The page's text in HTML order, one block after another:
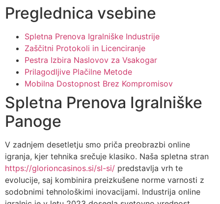
Preglednica vsebine
Spletna Prenova Igralniške Industrije
Zaščitni Protokoli in Licenciranje
Pestra Izbira Naslovov za Vsakogar
Prilagodljive Plačilne Metode
Mobilna Dostopnost Brez Kompromisov
Spletna Prenova Igralniške
Panoge
V zadnjem desetletju smo priča preobrazbi online
igranja, kjer tehnika srečuje klasiko. Naša spletna stran
https://glorioncasinos.si/sl-si/ predstavlja vrh te
evolucije, saj kombinira preizkušene norme varnosti z
sodobnimi tehnološkimi inovacijami. Industrija online